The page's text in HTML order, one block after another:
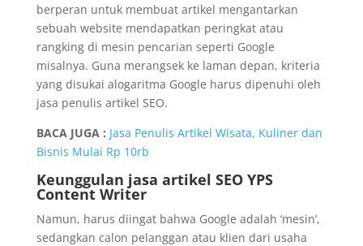
berperan untuk membuat artikel mengantarkan
sebuah website mendapatkan peringkat atau
rangking di mesin pencarian seperti Google
misalnya. Guna merangsek ke laman depan, kriteria
yang disukai alogaritma Google harus dipenuhi oleh
jasa penulis artikel SEO.
BACA JUGA : Jasa Penulis Artikel Wisata, Kuliner dan
Bisnis Mulai Rp 10rb
Keunggulan jasa artikel SEO YPS
Content Writer
Namun, harus diingat bahwa Google adalah ‘mesin’,
sedangkan calon pelanggan atau klien dari usaha